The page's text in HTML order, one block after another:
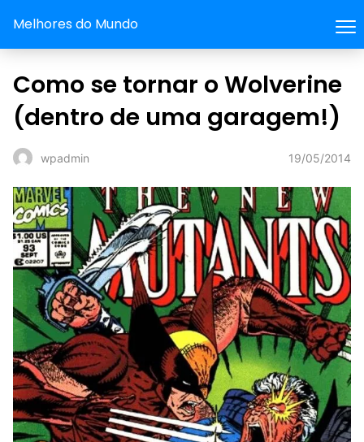
Melhores do Mundo
Como se tornar o Wolverine
(dentro de uma garagem!)
wpadmin 19/05/2014